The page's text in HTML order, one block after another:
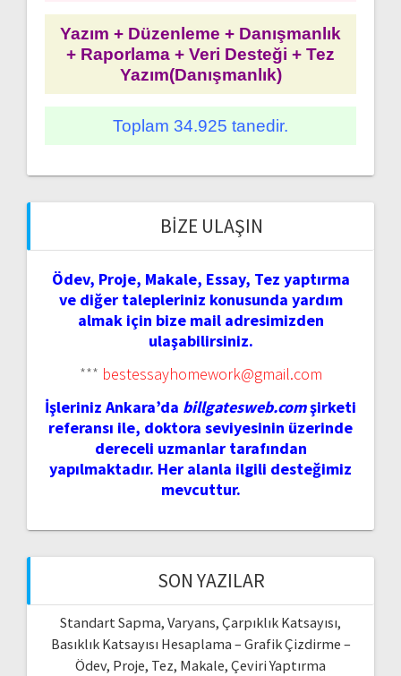
Yazım + Düzenleme + Danışmanlık
+ Raporlama + Veri Desteği + Tez
Yazım(Danışmanlık)
Toplam 34.925 tanedir.
BIZE ULAŞIN
Ödev, Proje, Makale, Essay, Tez yaptırma
ve diğer talepleriniz konusunda yardım
almak için bize mail adresimizden
ulaşabilirsiniz.
*** bestessayhomework@gmail.com
İşleriniz Ankara’da billgatesweb.comşirketi
referansı ile, doktora seviyesinin üzerinde
dereceli uzmanlar tarafından
yapılmaktadır. Her alanla ilgili desteğimiz
mevcuttur.
SON YAZILAR
Standart Sapma, Varyans, Çarpıklık Katsayısı,
Basıklık Katsayısı Hesaplama – Grafik Çizdirme –
Ödev, Proje, Tez, Makale, Çeviri Yaptırma